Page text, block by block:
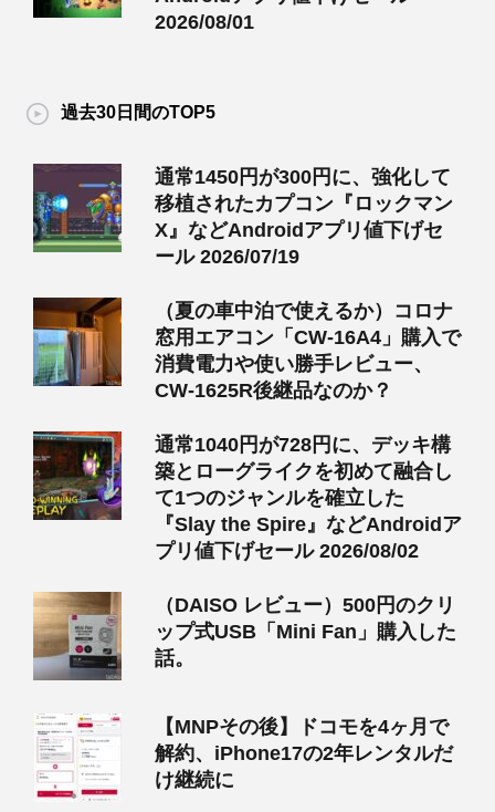
2026/08/01
過去30日間のTOP5
通常1450円が300円に、強化して
移植されたカプコン『ロックマン
X』などAndroidアプリ値下げセ
ール 2026/07/19
（夏の車中泊で使えるか）コロナ
窓用エアコン「CW-16A4」購入で
消費電力や使い勝手レビュー、
CW-1625R後継品なのか？
通常1040円が728円に、デッキ構
築とローグライクを初めて融合し
て1つのジャンルを確立した
『Slay the Spire』などAndroidア
プリ値下げセール 2026/08/02
（DAISO レビュー）500円のクリ
ップ式USB「Mini Fan」購入した
話。
【MNPその後】ドコモを4ヶ月で
解約、iPhone17の2年レンタルだ
け継続に